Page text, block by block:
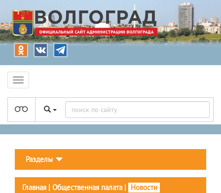
Разделы
Главная | Общественная палата | Новости